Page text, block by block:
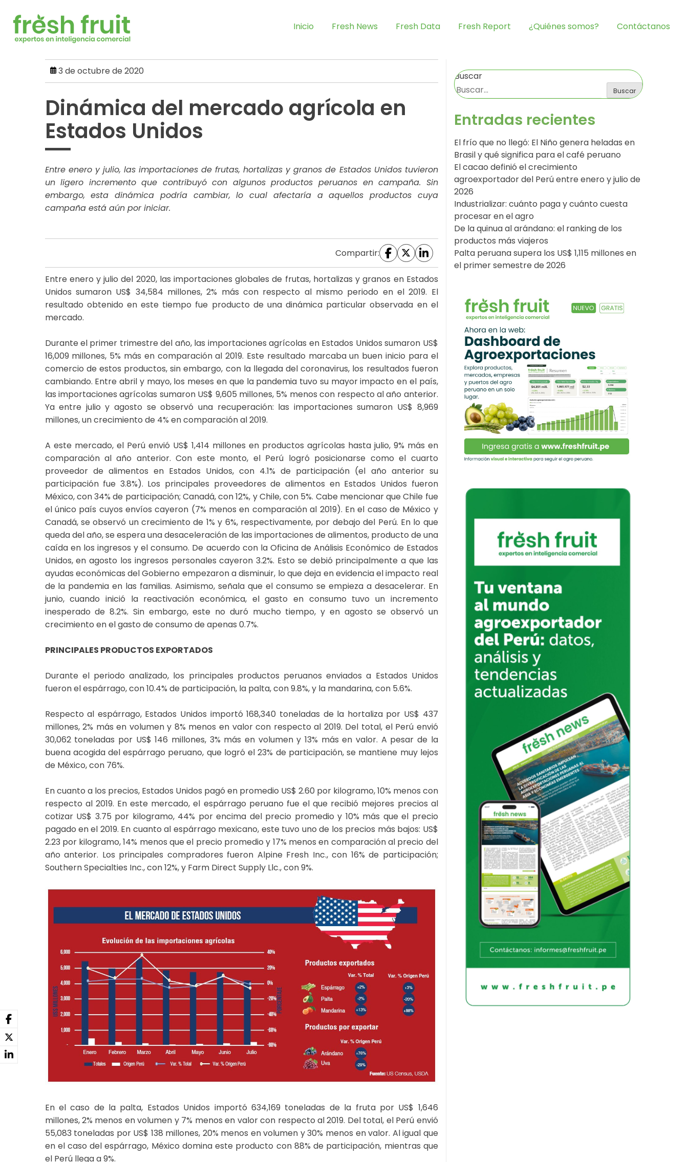
content
Inicio Fresh News Fresh Data Fresh Report ¿Quiénes somos? Contáctanos
3 de octubre de 2020
Dinámica del mercado agrícola en
Estados Unidos
Entre enero y julio, las importaciones de frutas, hortalizas y granos de Estados Unidos tuvieron
un ligero incremento que contribuyó con algunos productos peruanos en campaña. Sin
embargo, esta dinámica podría cambiar, lo cual afectaría a aquellos productos cuya
campaña está aún por iniciar.
Compartir:
Entre enero y julio del 2020, las importaciones globales de frutas, hortalizas y granos en Estados
Unidos sumaron US$ 34,584 millones, 2% más con respecto al mismo periodo en el 2019. El
resultado obtenido en este tiempo fue producto de una dinámica particular observada en el
mercado.
Durante el primer trimestre del año, las importaciones agrícolas en Estados Unidos sumaron US$
16,009 millones, 5% más en comparación al 2019. Este resultado marcaba un buen inicio para el
comercio de estos productos, sin embargo, con la llegada del coronavirus, los resultados fueron
cambiando. Entre abril y mayo, los meses en que la pandemia tuvo su mayor impacto en el país,
las importaciones agrícolas sumaron US$ 9,605 millones, 5% menos con respecto al año anterior.
Ya entre julio y agosto se observó una recuperación: las importaciones sumaron US$ 8,969
millones, un crecimiento de 4% en comparación al 2019.
A este mercado, el Perú envió US$ 1,414 millones en productos agrícolas hasta julio, 9% más en
comparación al año anterior. Con este monto, el Perú logró posicionarse como el cuarto
proveedor de alimentos en Estados Unidos, con 4.1% de participación (el año anterior su
participación fue 3.8%). Los principales proveedores de alimentos en Estados Unidos fueron
México, con 34% de participación; Canadá, con 12%, y Chile, con 5%. Cabe mencionar que Chile fue
el único país cuyos envíos cayeron (7% menos en comparación al 2019). En el caso de México y
Canadá, se observó un crecimiento de 1% y 6%, respectivamente, por debajo del Perú. En lo que
queda del año, se espera una desaceleración de las importaciones de alimentos, producto de una
caída en los ingresos y el consumo. De acuerdo con la Oficina de Análisis Económico de Estados
Unidos, en agosto los ingresos personales cayeron 3.2%. Esto se debió principalmente a que las
ayudas económicas del Gobierno empezaron a disminuir, lo que deja en evidencia el impacto real
de la pandemia en las familias. Asimismo, señala que el consumo se empieza a desacelerar. En
junio, cuando inició la reactivación económica, el gasto en consumo tuvo un incremento
inesperado de 8.2%. Sin embargo, este no duró mucho tiempo, y en agosto se observó un
crecimiento en el gasto de consumo de apenas 0.7%.
PRINCIPALES PRODUCTOS EXPORTADOS
Durante el periodo analizado, los principales productos peruanos enviados a Estados Unidos
fueron el espárrago, con 10.4% de participación, la palta, con 9.8%, y la mandarina, con 5.6%.
Respecto al espárrago, Estados Unidos importó 168,340 toneladas de la hortaliza por US$ 437
millones, 2% más en volumen y 8% menos en valor con respecto al 2019. Del total, el Perú envió
30,062 toneladas por US$ 146 millones, 3% más en volumen y 13% más en valor. A pesar de la
buena acogida del espárrago peruano, que logró el 23% de participación, se mantiene muy lejos
de México, con 76%.
En cuanto a los precios, Estados Unidos pagó en promedio US$ 2.60 por kilogramo, 10% menos con
respecto al 2019. En este mercado, el espárrago peruano fue el que recibió mejores precios al
cotizar US$ 3.75 por kilogramo, 44% por encima del precio promedio y 10% más que el precio
pagado en el 2019. En cuanto al espárrago mexicano, este tuvo uno de los precios más bajos: US$
2.23 por kilogramo, 14% menos que el precio promedio y 17% menos en comparación al precio del
año anterior. Los principales compradores fueron Alpine Fresh Inc., con 16% de participación;
Southern Specialties Inc., con 12%, y Farm Direct Supply Llc., con 9%.
En el caso de la palta, Estados Unidos importó 634,169 toneladas de la fruta por US$ 1,646
millones, 2% menos en volumen y 7% menos en valor con respecto al 2019. Del total, el Perú envió
55,083 toneladas por US$ 138 millones, 20% menos en volumen y 30% menos en valor. Al igual que
en el caso del espárrago, México domina este producto con 88% de participación, mientras que
el Perú llega a 9%.
Buscar
Buscar
Entradas recientes
El frío que no llegó: El Niño genera heladas en
Brasil y qué significa para el café peruano
El cacao definió el crecimiento
agroexportador del Perú entre enero y julio de
2026
Industrializar: cuánto paga y cuánto cuesta
procesar en el agro
De la quinua al arándano: el ranking de los
productos más viajeros
Palta peruana supera los US$ 1,115 millones en
el primer semestre de 2026